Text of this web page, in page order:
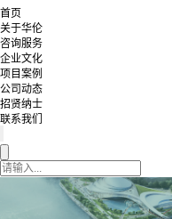
首页
关于华伦
咨询服务
企业文化
项目案例
公司动态
招贤纳士
联系我们